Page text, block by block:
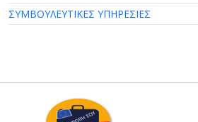
ΣΥΜΒΟΥΛΕΥΤΙΚΕΣ ΥΠΗΡΕΣΙΕΣ